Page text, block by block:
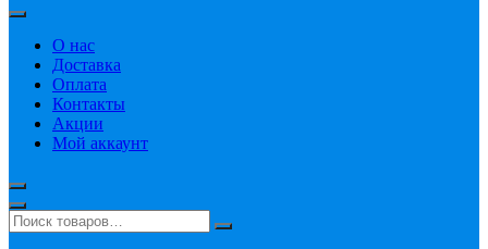
О нас
Доставка
Оплата
Контакты
Акции
Мой аккаунт